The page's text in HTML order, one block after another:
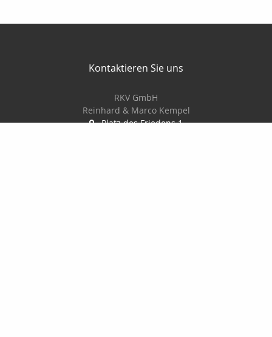
Kontaktieren Sie uns
RKV GmbH
Reinhard & Marco Kempel
Platz des Friedens 1